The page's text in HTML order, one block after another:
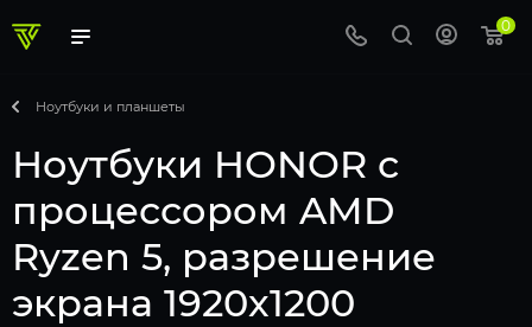
0
Ноутбуки и планшеты
Ноутбуки HONOR с
процессором AMD
Ryzen 5, разрешение
экрана 1920x1200